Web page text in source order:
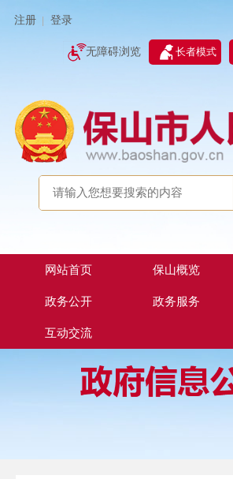
注册 登录
无障碍浏览 长者模式
网站首页 保山概览
政务公开 政务服务
互动交流